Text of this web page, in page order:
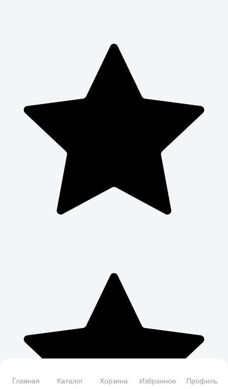
Главная Каталог Корзина Избранное Профиль